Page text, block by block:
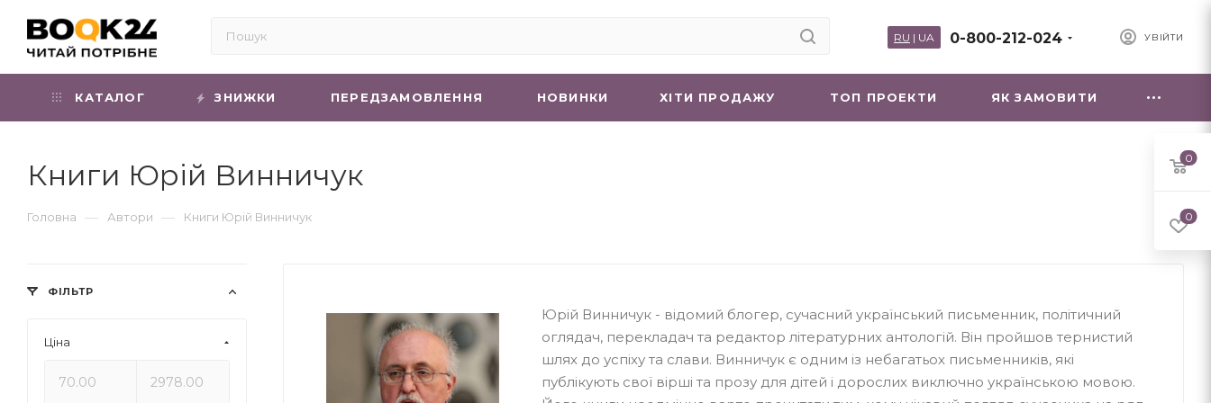
УВІЙТИ
0-800-212-024
RU | UA
КАТАЛОГ ЗНИЖКИ ПЕРЕДЗАМОВЛЕННЯ НОВИНКИ ХIТИ ПРОДАЖУ ТОП ПРОЕКТИ ЯК ЗАМОВИТИ
Книги Юрій Винничук
Головна — Автори — Книги Юрій Винничук
Юрій Винничук - відомий блогер, сучасний український письменник, політичний
оглядач, перекладач та редактор літературних антологій. Він пройшов тернистий
шлях до успіху та слави. Винничук є одним із небагатьох письменників, які
публікують свої вірші та прозу для дітей і дорослих виключно українською мовою.
ФІЛЬТР
Ціна
0
0